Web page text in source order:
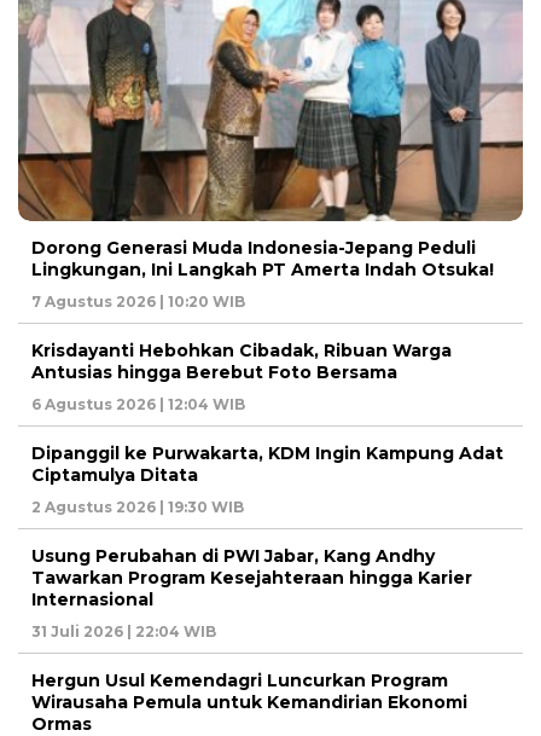
Dorong Generasi Muda Indonesia-Jepang Peduli
Lingkungan, Ini Langkah PT Amerta Indah Otsuka!
7 Agustus 2026 | 10:20 WIB
Krisdayanti Hebohkan Cibadak, Ribuan Warga
Antusias hingga Berebut Foto Bersama
6 Agustus 2026 | 12:04 WIB
Dipanggil ke Purwakarta, KDM Ingin Kampung Adat
Ciptamulya Ditata
2 Agustus 2026 | 19:30 WIB
Usung Perubahan di PWI Jabar, Kang Andhy
Tawarkan Program Kesejahteraan hingga Karier
Internasional
31 Juli 2026 | 22:04 WIB
Hergun Usul Kemendagri Luncurkan Program
Wirausaha Pemula untuk Kemandirian Ekonomi
Ormas